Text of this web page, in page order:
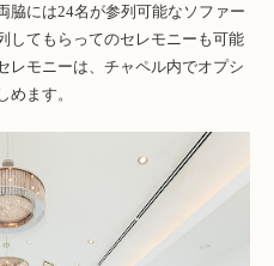
脇には24名が参列可能なソファー
してもらってのセレモニーも可能
レモニーは、チャペル内でオプシ
めます。